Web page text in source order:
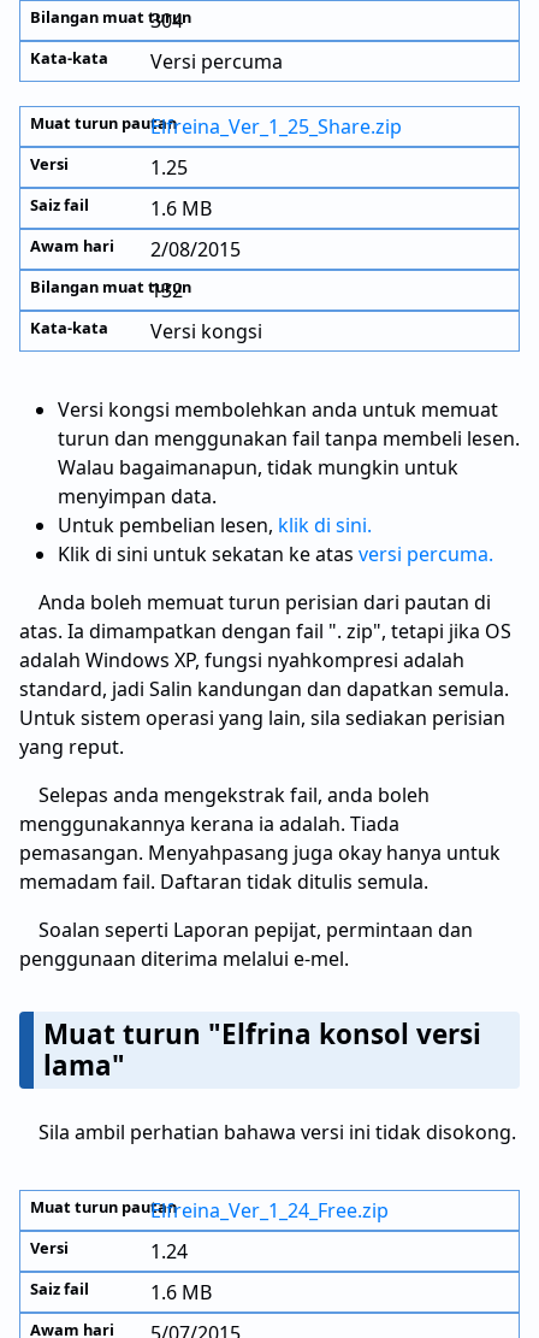
304
Versi percuma
Elfreina_Ver_1_25_Share.zip
1.25
1.6 MB
2/08/2015
132
Versi kongsi
Versi kongsi membolehkan anda untuk memuat
turun dan menggunakan fail tanpa membeli lesen.
Walau bagaimanapun, tidak mungkin untuk
menyimpan data.
Untuk pembelian lesen, klik di sini.
Klik di sini untuk sekatan ke atas versi percuma.
Anda boleh memuat turun perisian dari pautan di
atas. Ia dimampatkan dengan fail ". zip", tetapi jika OS
adalah Windows XP, fungsi nyahkompresi adalah
standard, jadi Salin kandungan dan dapatkan semula.
Untuk sistem operasi yang lain, sila sediakan perisian
yang reput.
Selepas anda mengekstrak fail, anda boleh
menggunakannya kerana ia adalah. Tiada
pemasangan. Menyahpasang juga okay hanya untuk
memadam fail. Daftaran tidak ditulis semula.
Soalan seperti Laporan pepijat, permintaan dan
penggunaan diterima melalui e-mel.
Muat turun "Elfrina konsol versi
lama"
Sila ambil perhatian bahawa versi ini tidak disokong.
Elfreina_Ver_1_24_Free.zip
1.24
1.6 MB